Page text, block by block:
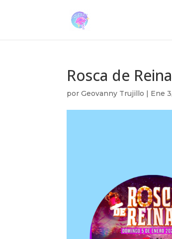
Rosca de
porGeovanny Trujillo | Ene